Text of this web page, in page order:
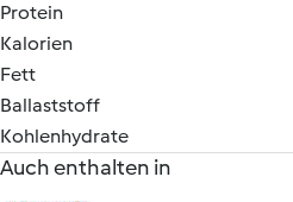
Protein
Kalorien
Fett
Ballaststoff
Kohlenhydrate
Auch enthalten in